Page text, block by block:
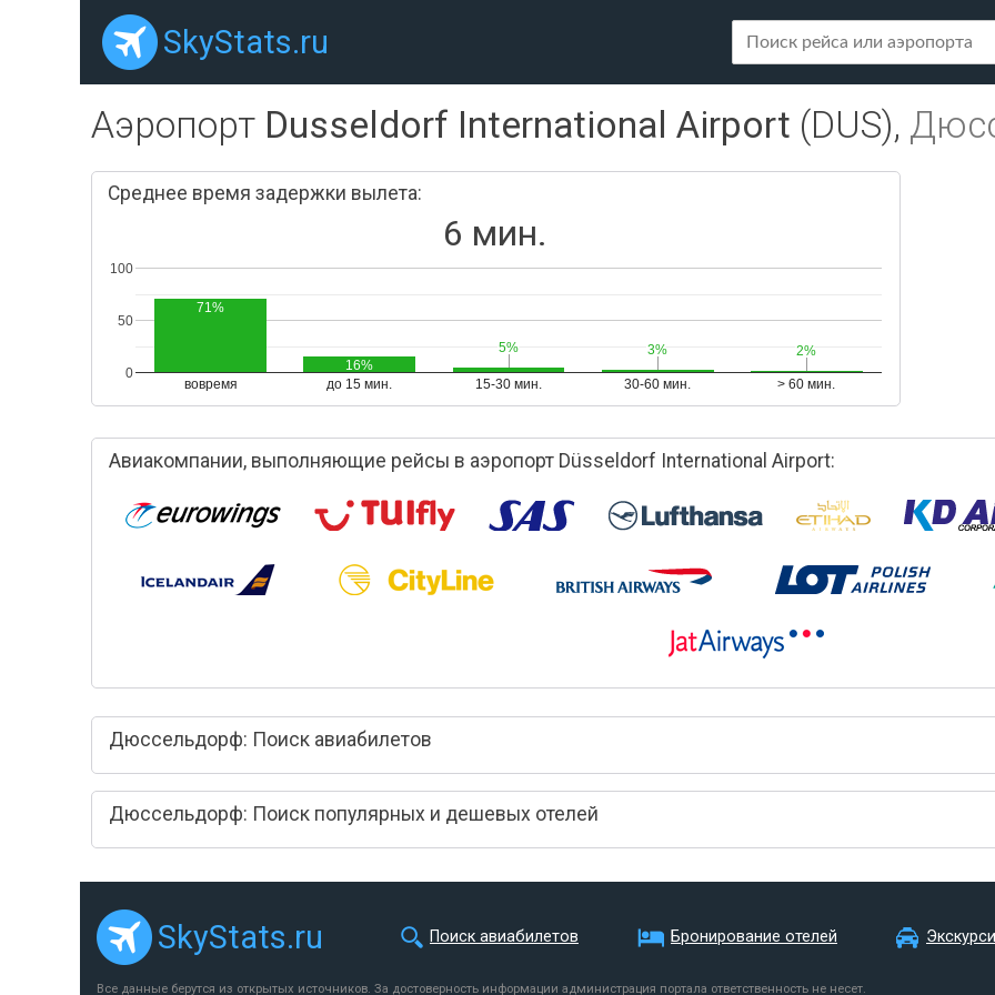
SkyStats.ru
Аэропорт Dusseldorf International Airport (DUS),
Среднее время задержки вылета:
6 мин.
вовремя до 15 мин. 15-30 мин. 30-60 мин. > 60 мин.
0
50
100
71%
16%
5%
5% 3%
3% 2%
2%
Авиакомпании, выполняющие рейсы в аэропорт Düsseldorf International Airport:
Дюссельдорф: Поиск авиабилетов
Дюссельдорф: Поиск популярных и дешевых отелей
SkyStats.ru Поиск авиабилетов Бронирование отелей
Все данные берутся из открытых источников. За достоверность информации администрация портала ответственность не несет.